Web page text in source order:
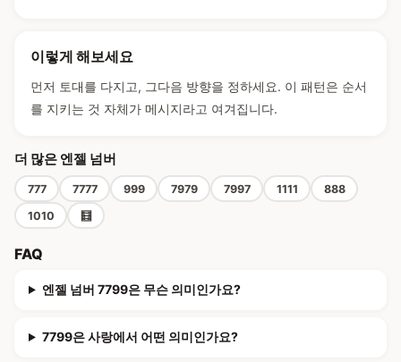
이렇게 해보세요
먼저 토대를 다지고, 그다음 방향을 정하세요. 이 패턴은 순서
를 지키는 것 자체가 메시지라고 여겨집니다.
더 많은 엔젤 넘버
777 7777 999 7979 7997 1111
888
1010
🧮
FAQ
엔젤 넘버 7799은 무슨 의미인가요?
7799은 사랑에서 어떤 의미인가요?